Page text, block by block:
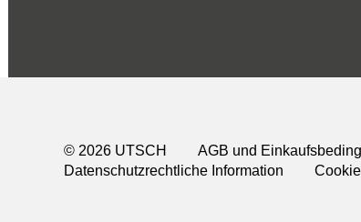
© 2026 UTSCH AGB und
Datenschutzrechtliche Information